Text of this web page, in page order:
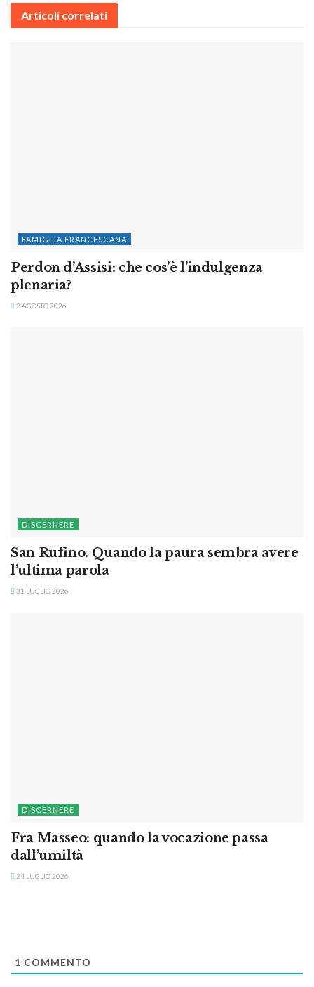
Articoli correlati
FAMIGLIA FRANCESCANA
Perdon d’Assisi: che cos’è l’indulgenza
plenaria?
2 AGOSTO 2026
DISCERNERE
San Rufino. Quando la paura sembra avere
l’ultima parola
31 LUGLIO 2026
DISCERNERE
Fra Masseo: quando la vocazione passa
dall’umiltà
24 LUGLIO 2026
1 COMMENTO